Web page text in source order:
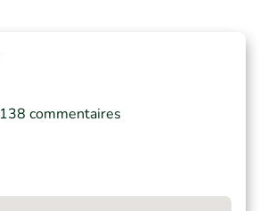
138 commentaires